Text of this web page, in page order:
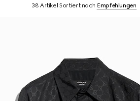
38 Artikel Sortiert nach Empfehlungen